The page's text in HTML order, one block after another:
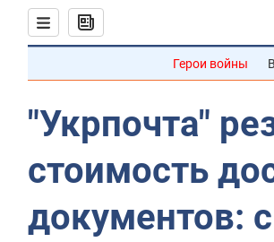
Герои войны
"Укрпочта"
стоимость
документов: